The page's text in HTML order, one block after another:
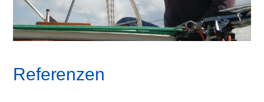
Referenzen